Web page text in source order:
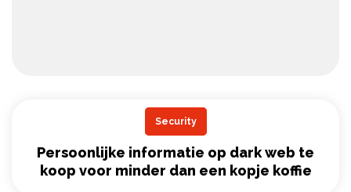
Security
Persoonlijke informatie op dark web te
koop voor minder dan een kopje koffie